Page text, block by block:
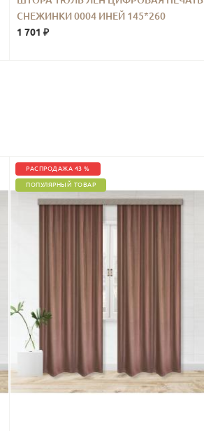
СНЕЖИНКИ 0004 ИНЕЙ 145*260
1 701 ₽
РАСПРОДАЖА 43 %
ПОПУЛЯРНЫЙ ТОВАР